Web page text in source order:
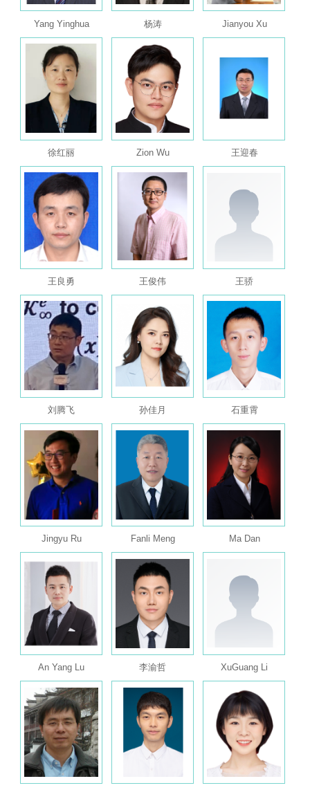
Yang Yinghua 杨涛 Jianyou Xu
徐红丽 Zion Wu 王迎春
王良勇 王俊伟 王骄
刘腾飞 孙佳月 石重霄
Jingyu Ru Fanli Meng Ma Dan
An Yang Lu 李渝哲 XuGuang Li